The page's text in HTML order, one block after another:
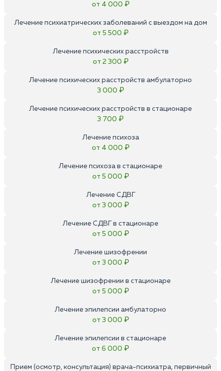
от 4 000 ₽
Лечение психиатрических заболеваний с выездом на дом
от 5 500 ₽
Лечение психических расстройств
от 2 300 ₽
Лечение психических расстройств амбулаторно
3 000 ₽
Лечение психических расстройств в стационаре
3 700 ₽
Лечение психоза
от 4 000 ₽
Лечение психоза в стационаре
от 5 000 ₽
Лечение СДВГ
от 3 000 ₽
Лечение СДВГ в стационаре
от 5 000 ₽
Лечение шизофрении
от 3 000 ₽
Лечение шизофрении в стационаре
от 5 000 ₽
Лечение эпилепсии амбулаторно
от 3 000 ₽
Лечение эпилепсии в стационаре
от 6 000 ₽
Прием (осмотр, консультация) врача-психиатра, первичный